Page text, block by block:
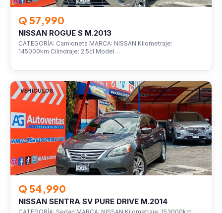
Q 57,990
NISSAN ROGUE S M.2013
CATEGORÍA: Camioneta MARCA: NISSAN Kilometraje:
145000km Cilindraje: 2.5cl Model…
VEHÍCULOS
Q 54,990
NISSAN SENTRA SV PURE DRIVE M.2014